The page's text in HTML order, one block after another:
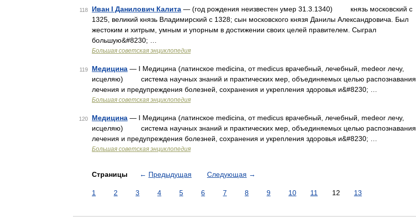
118 Иван I Данилович Калита — (год рождения неизвестен умер 31.3.1340) князь московский с
1325, великий князь Владимирский с 1328; сын московского князя Данилы Александровича. Был
жестоким и хитрым, умным и упорным в достижении своих целей правителем. Сыграл
большую&#8230; …
Большая советская энциклопедия
119 Медицина — I Медицина (латинское medicina, от medicus врачебный, лечебный, medeor лечу,
исцеляю) система научных знаний и практических мер, объединяемых целью распознавания,
лечения и предупреждения болезней, сохранения и укрепления здоровья и&#8230; …
Большая советская энциклопедия
120 Медицина — I Медицина (латинское medicina, от medicus врачебный, лечебный, medeor лечу,
исцеляю) система научных знаний и практических мер, объединяемых целью распознавания,
лечения и предупреждения болезней, сохранения и укрепления здоровья и&#8230; …
Большая советская энциклопедия
Страницы ← Предыдущая Следующая →
1 2 3 4 5 6 7 8 9 10 11 12 13